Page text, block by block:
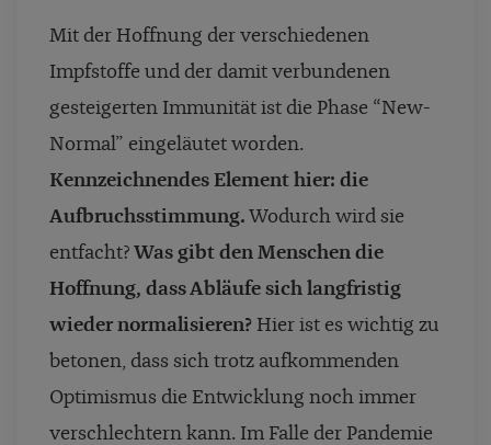
Mit der Hoffnung der verschiedenen
Impfstoffe und der damit verbundenen
gesteigerten Immunität ist die Phase “New-
Normal” eingeläutet worden.
Kennzeichnendes Element hier: die
Aufbruchsstimmung. Wodurch wird sie
entfacht? Was gibt den Menschen die
Hoffnung, dass Abläufe sich langfristig
wieder normalisieren? Hier ist es wichtig zu
betonen, dass sich trotz aufkommenden
Optimismus die Entwicklung noch immer
verschlechtern kann. Im Falle der Pandemie